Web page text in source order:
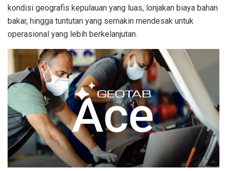
kondisi geografis kepulauan yang luas, lonjakan biaya bahan
bakar, hingga tuntutan yang semakin mendesak untuk
operasional yang lebih berkelanjutan.